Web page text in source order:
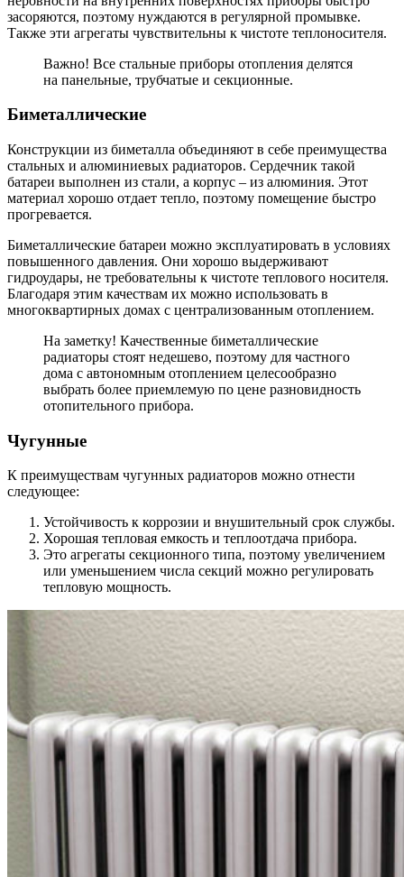
засоряются, поэтому нуждаются в регулярной промывке.
Также эти агрегаты чувствительны к чистоте теплоносителя.
Важно! Все стальные приборы отопления делятся
на панельные, трубчатые и секционные.
Биметаллические
Конструкции из биметалла объединяют в себе преимущества
стальных и алюминиевых радиаторов. Сердечник такой
батареи выполнен из стали, а корпус – из алюминия. Этот
материал хорошо отдает тепло, поэтому помещение быстро
прогревается.
Биметаллические батареи можно эксплуатировать в условиях
повышенного давления. Они хорошо выдерживают
гидроудары, не требовательны к чистоте теплового носителя.
Благодаря этим качествам их можно использовать в
многоквартирных домах с централизованным отоплением.
На заметку! Качественные биметаллические
радиаторы стоят недешево, поэтому для частного
дома с автономным отоплением целесообразно
выбрать более приемлемую по цене разновидность
отопительного прибора.
Чугунные
К преимуществам чугунных радиаторов можно отнести
следующее:
Устойчивость к коррозии и внушительный срок службы.
Хорошая тепловая емкость и теплоотдача прибора.
Это агрегаты секционного типа, поэтому увеличением
или уменьшением числа секций можно регулировать
тепловую мощность.